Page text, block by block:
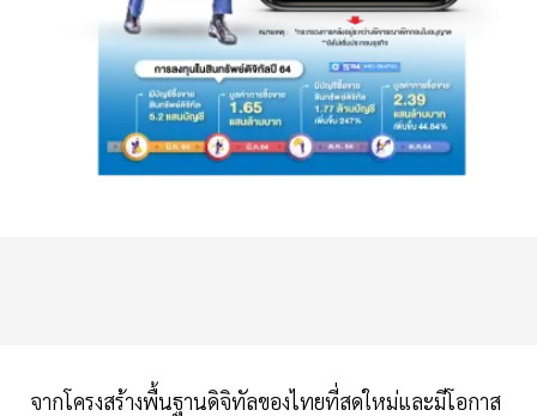
จากโครงสร้างพื้นฐานดิจิทัลของไทยที่สดใหม่และมีโอกาส